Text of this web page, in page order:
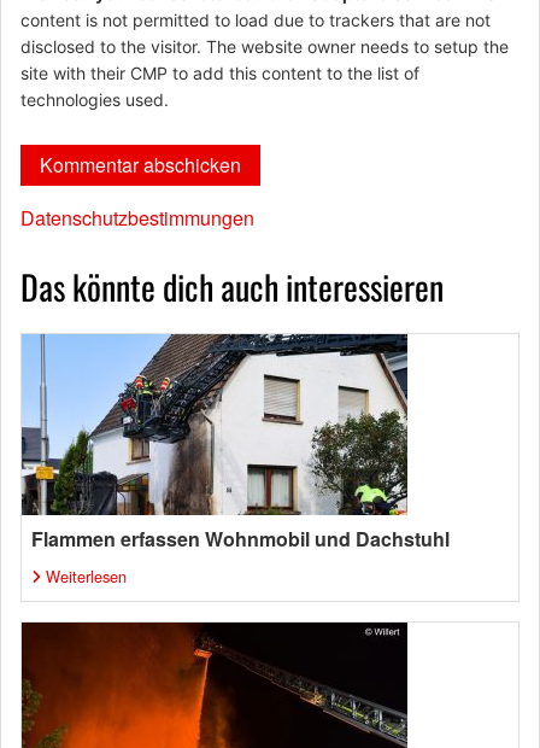
content is not permitted to load due to trackers that are not
disclosed to the visitor. The website owner needs to setup the
site with their CMP to add this content to the list of
technologies used.
Datenschutzbestimmungen
Das könnte dich auch interessieren
Flammen erfassen Wohnmobil und Dachstuhl
Weiterlesen